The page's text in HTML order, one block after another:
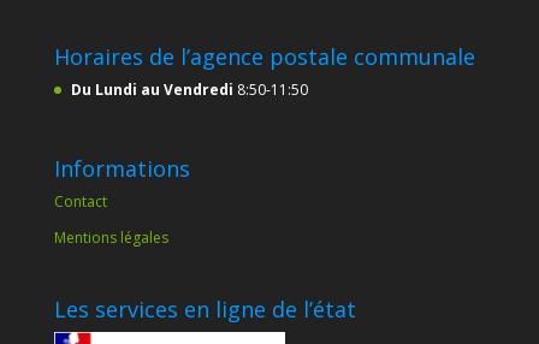
Horaires de l’agence postale communale
Du Lundi au Vendredi 8:50-11:50
Informations
Contact
Mentions légales
Les services en ligne de l’état